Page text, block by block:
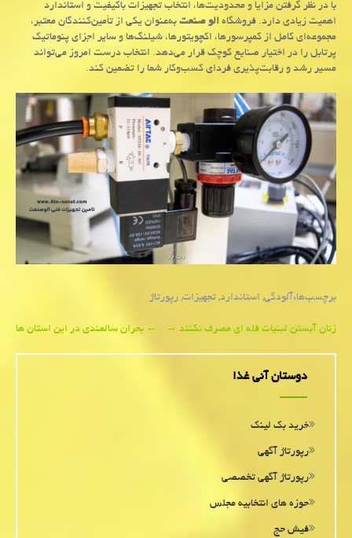
با در نظر گرفتن مزایا و محدودیت‌ها، انتخاب تجهیزات باکیفیت و استاندارد
اهمیت زیادی دارد. فروشگاهالو صنعتبه‌عنوان یکی از تأمین‌کنندگان معتبر،
مجموعه‌ای کامل از کمپرسورها، اکچویتورها، شیلنگ‌ها و سایر اجزای پنوماتیک
پرتابل را در اختیار صنایع کوچک قرار می‌دهد. انتخاب درست امروز می‌تواند
مسیر رشد و رقابت‌پذیری فردای کسب‌وکار شما را تضمین کند.
برچسب‌ها:آلودگی,استاندارد,تجهیزات,رپورتاژ
Post
navigation
←بحران سالمندی در این استان ها زنان آبستن لبنیات فله ای مصرف نکنند→
دوستان آنی غذا
خرید بک لینک
رپورتاژ آگهی
رپورتاژ آگهی تخصصی
حوزه های انتخابیه مجلس
فیش حج